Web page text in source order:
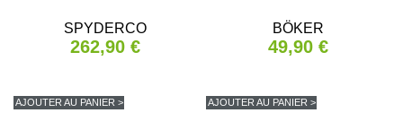
SPYDERCO
262,90 €
AJOUTER AU PANIER >
BÖKER
49,90 €
AJOUTER AU PANIER >